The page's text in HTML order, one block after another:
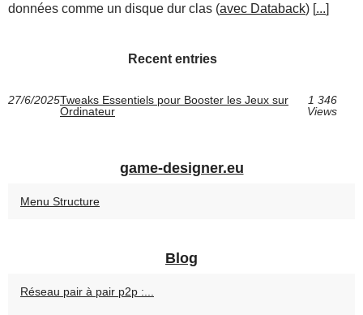
données comme un disque dur clas (avec Databack) [...]
Recent entries
27/6/2025Tweaks Essentiels pour Booster les Jeux sur
Ordinateur
1 346
Views
game-designer.eu
Menu Structure
Blog
Réseau pair à pair p2p :...